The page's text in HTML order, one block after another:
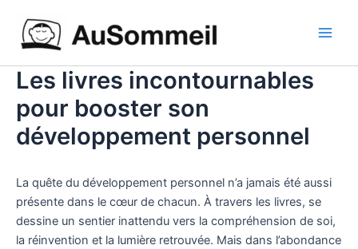
contenu
Les livres incontournables
pour booster son
développement personnel
La quête du développement personnel n’a jamais été aussi
présente dans le cœur de chacun. À travers les livres, se
dessine un sentier inattendu vers la compréhension de soi,
la réinvention et la lumière retrouvée. Mais dans l’abondance